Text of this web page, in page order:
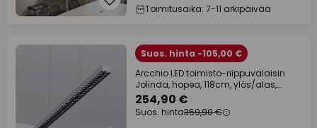
Toimitusaika: 7-11 arkipäivää
Suos. hinta -105,00 €
Arcchio LED toimisto-riippuvalaisin
Jolinda, hopea, 118cm, ylös/alas,
ylös/alas
254,90 €
Suos. hinta359,90 €